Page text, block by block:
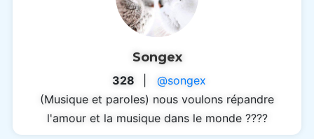
Songex
328
@songex
(Musique et paroles) nous voulons répandre
l'amour et la musique dans le monde ????